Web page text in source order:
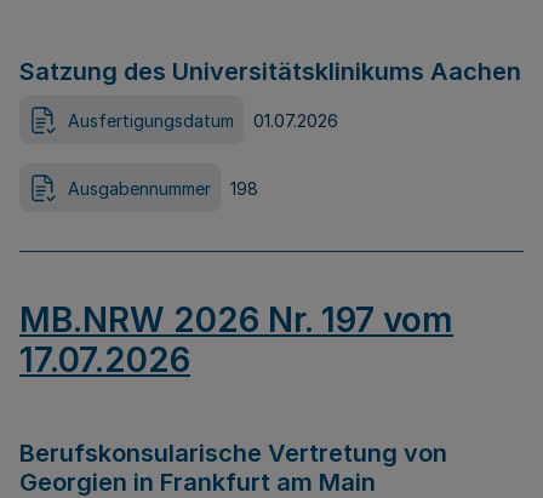
Satzung des Universitätsklinikums Aachen
Ausfertigungsdatum 01.07.2026
Ausgabennummer 198
MB.NRW 2026 Nr. 197 vom
17.07.2026
Berufskonsularische Vertretung von
Georgien in Frankfurt am Main